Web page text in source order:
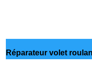
Réparateur volet